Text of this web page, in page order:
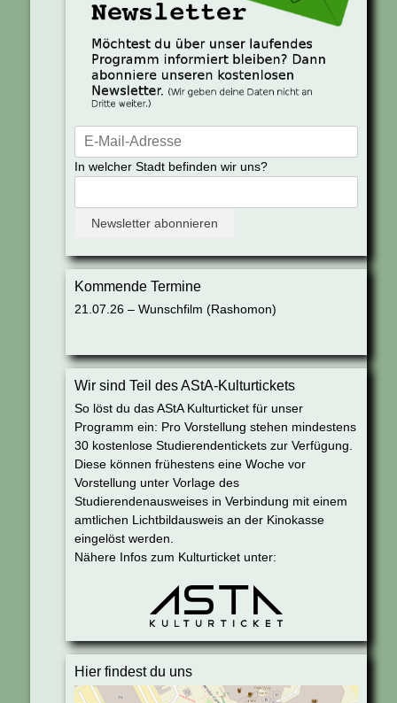
In welcher Stadt befinden wir uns?
Kommende Termine
21.07.26 – Wunschfilm (Rashomon)
Wir sind Teil des AStA-Kulturtickets
So löst du das AStA Kulturticket für unser
Programm ein: Pro Vorstellung stehen mindestens
30 kostenlose Studierendentickets zur Verfügung.
Diese können frühestens eine Woche vor
Vorstellung unter Vorlage des
Studierendenausweises in Verbindung mit einem
amtlichen Lichtbildausweis an der Kinokasse
eingelöst werden.
Nähere Infos zum Kulturticket unter:
Hier findest du uns